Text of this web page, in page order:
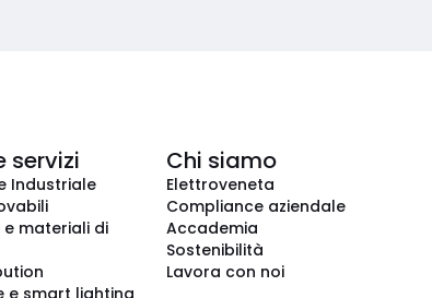
servizi
Industriale
materiali di
e smart lighting
Chi siamo
Elettroveneta
Compliance aziendale
Accademia
Sostenibilità
Lavora con noi